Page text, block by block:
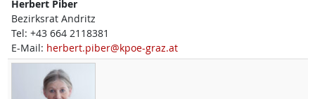
Herbert Piber
Bezirksrat Andritz
Tel: +43 664 2118381
E-Mail: herbert.piber@kpoe-graz.at